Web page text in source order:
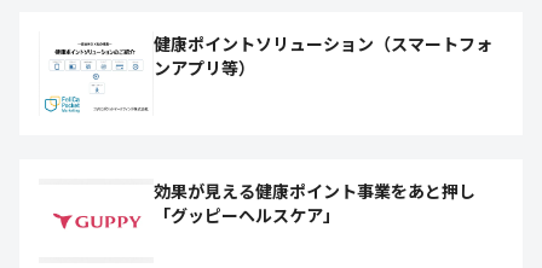
健康ポイントソリューション（スマートフォ
ンアプリ等）
効果が見える健康ポイント事業をあと押し
「グッピーヘルスケア」